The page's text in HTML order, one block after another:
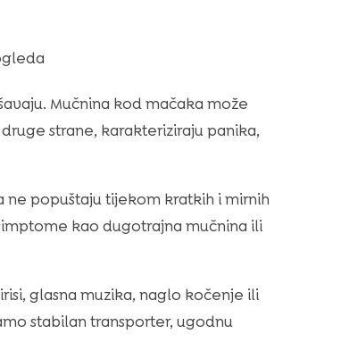
Mučnina kod mačaka može
strane, karakteriziraju panika,
ne popuštaju tijekom kratkih i mirnih
kao dugotrajna mučnina ili
glasna muzika, naglo kočenje ili
stabilan transporter, ugodnu